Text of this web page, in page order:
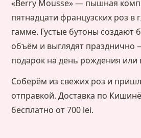
«Berry Mousse» — пышная
пятнадцати французских роз в
гамме. Густые бутоны создают
объём и выглядят празднично
подарок на день рождения или
Соберём из свежих роз и
отправкой. Доставка по
бесплатно от 700 lei.